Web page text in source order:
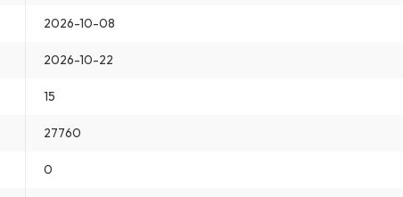
2026-10-08
2026-10-22
15
27760
0